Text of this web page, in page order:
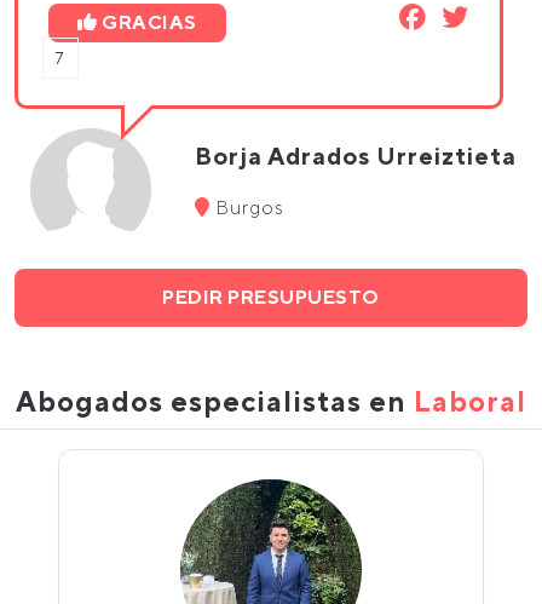
GRACIAS
7
Borja Adrados Urreiztieta
Burgos
PEDIR PRESUPUESTO
Abogados especialistas en Laboral